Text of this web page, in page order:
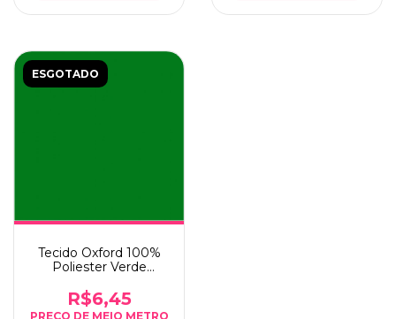
ESGOTADO
Tecido Oxford 100%
Poliester Verde
1,50m
R$6,45